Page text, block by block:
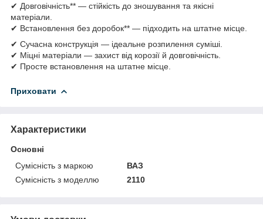
✔ Довговічність** — стійкість до зношування та якісні
матеріали.
✔ Встановлення без доробок** — підходить на штатне місце.
✔ Сучасна конструкція — ідеальне розпилення суміші.
✔ Міцні матеріали — захист від корозії й довговічність.
✔ Просте встановлення на штатне місце.
Приховати
Характеристики
Основні
Сумісність з маркою
ВАЗ
Сумісність з моделлю
2110